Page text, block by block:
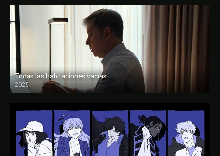
Todas las habitaciones vacías
2025
FULL HD